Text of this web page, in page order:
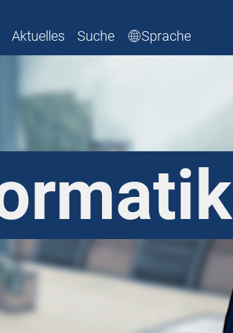
Aktuelles Suche Sprache